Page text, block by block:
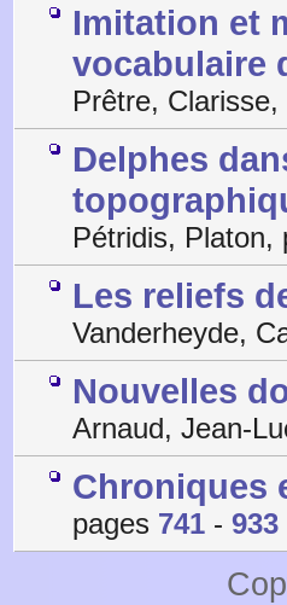
Imitation et
vocabulaire
Prêtre, Clarisse,
Delphes
Pétridis, Platon,
Les reliefs
Vanderheyde,
Nouvelles
Arnaud, Jean-
Chroniques
pages 741 - 933